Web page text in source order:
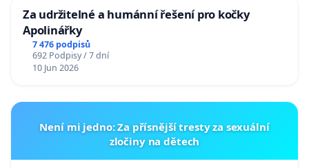
Za udržitelné a humánní řešení pro kočky
Apolinářky
7 476 podpisů
692 Podpisy / 7 dní
10 Jun 2026
Není mi jedno: Za přísnější tresty za sexuální
zločiny na dětech